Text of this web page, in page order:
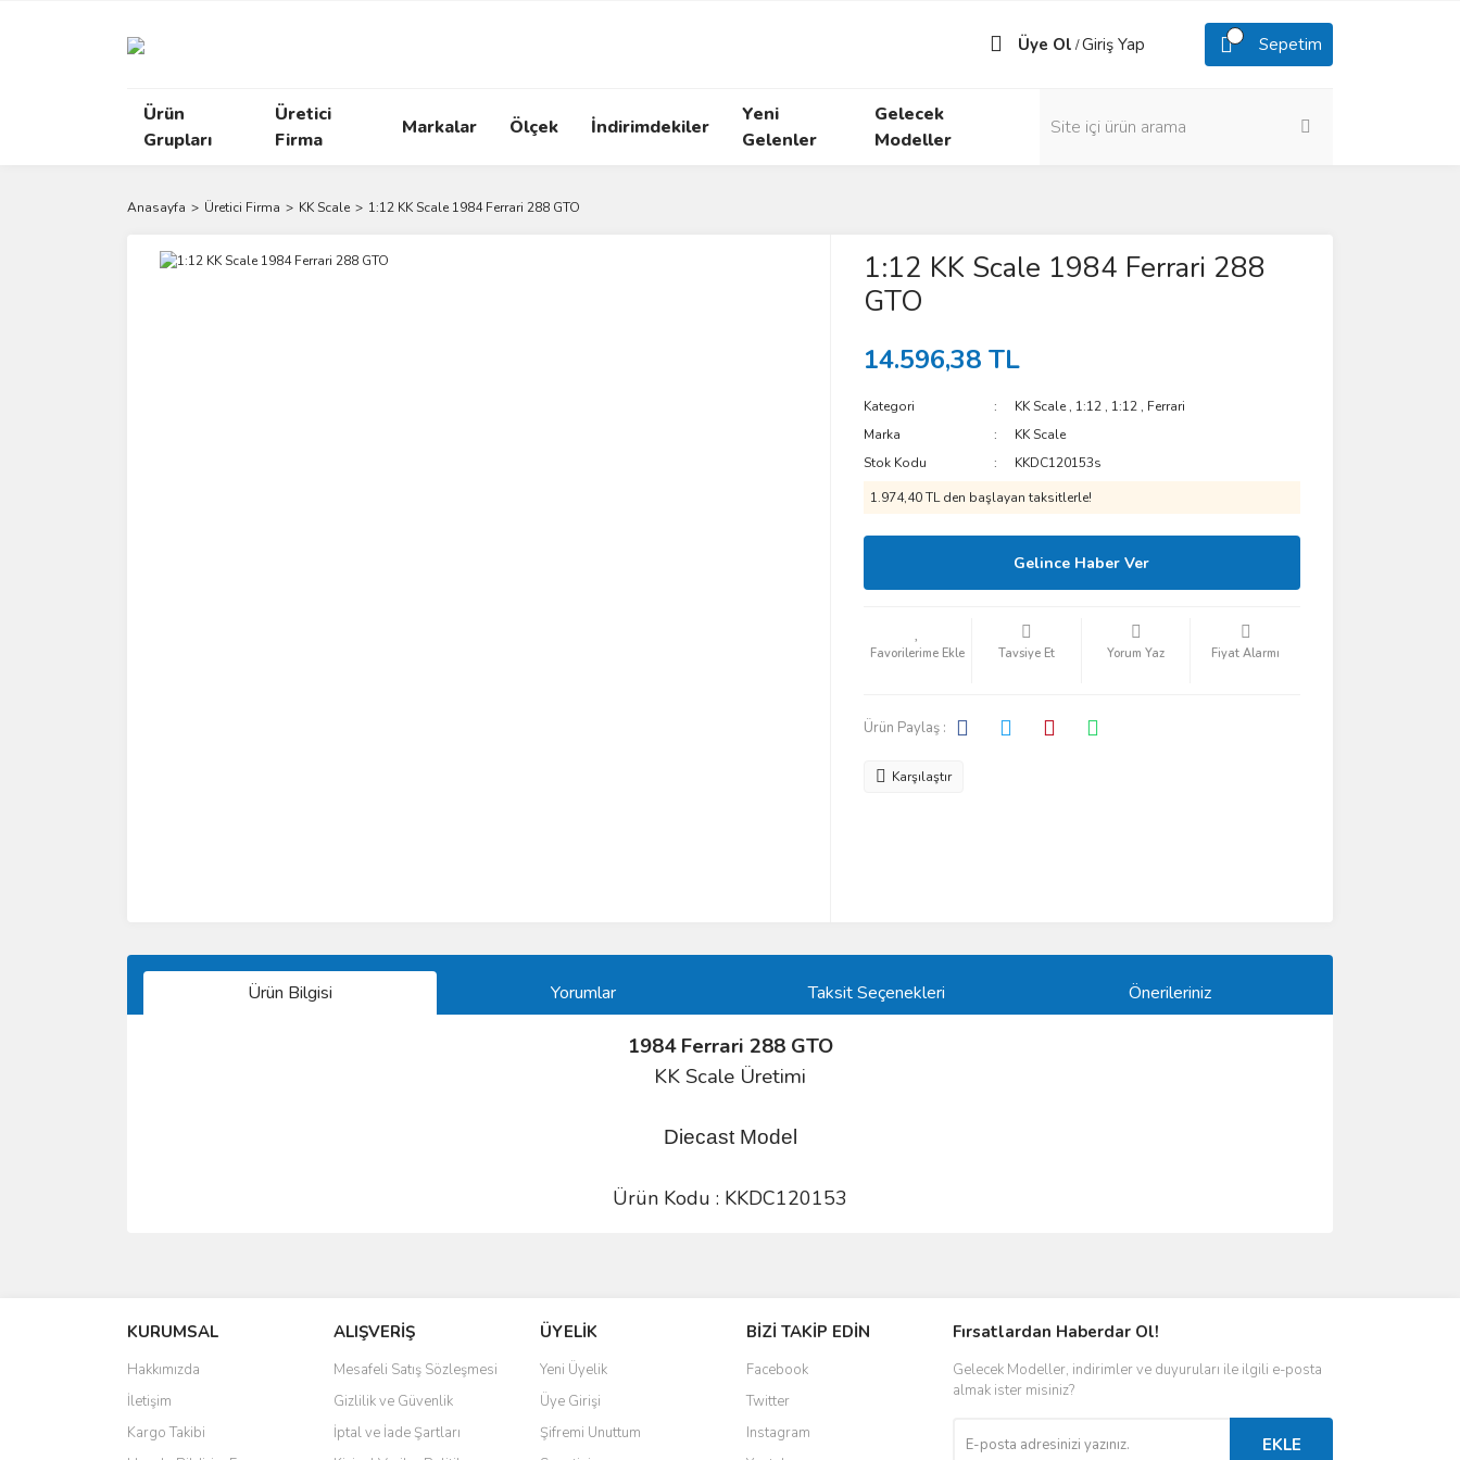
Üye Ol /Giriş Yap Sepetim
Ürün
Grupları
Üretici
Firma
Markalar Ölçek İndirimdekiler
Yeni
Gelenler
Gelecek
Modeller
Anasayfa Üretici Firma KK Scale 1:12 KK Scale 1984 Ferrari 288 GTO
1:12 KK Scale 1984 Ferrari 288
GTO
14.596,38 TL
Kategori KK Scale , 1:12 , 1:12 , Ferrari
Marka
KK Scale
Stok Kodu
KKDC120153s
1.974,40 TL den başlayan taksitlerle!
Gelince Haber Ver
Tavsiye Et Yorum Yaz Fiyat Alarmı
Ürün Paylaş :
Karşılaştır
Ürün Bilgisi Yorumlar Taksit Seçenekleri Önerileriniz
1984 Ferrari 288 GTO
KK Scale Üretimi
Diecast Model
Ürün Kodu : KKDC120153
Ürün resmi kalitesiz, bozuk veya görüntülenemiyor.
Ürün açıklamasında eksik bilgiler bulunuyor.
Ürün bilgilerinde hatalar bulunuyor.
Ürün fiyatı diğer sitelerden daha pahalı.
Bu ürüne benzer farklı alternatifler olmalı.
KURUMSAL
Hakkımızda
İletişim
Kargo Takibi
ALIŞVERİŞ
Mesafeli Satış Sözleşmesi
Gizlilik ve Güvenlik
İptal ve İade Şartları
ÜYELİK
Yeni Üyelik
Üye Girişi
Şifremi Unuttum
BİZİ TAKİP EDİN
Facebook
Twitter
Instagram
Fırsatlardan Haberdar Ol!
Gelecek Modeller, indirimler ve duyuruları ile ilgili e-posta
almak ister misiniz?
EKLE